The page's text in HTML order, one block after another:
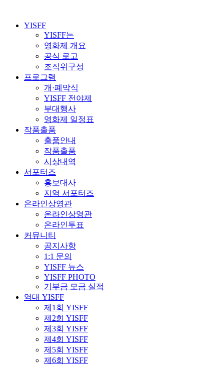
YISFF
YISFF는
영화제 개요
공식 로고
조직위구성
프로그램
개·폐막식
YISFF 전야제
부대행사
영화제 일정표
작품출품
출품안내
작품출품
시상내역
서포터즈
홍보대사
지역 서포터즈
온라인상영관
온라인상영관
온라인투표
커뮤니티
공지사항
1:1 문의
YISFF 뉴스
YISFF PHOTO
기부금 모금 실적
역대 YISFF
제1회 YISFF
제2회 YISFF
제3회 YISFF
제4회 YISFF
제5회 YISFF
제6회 YISFF